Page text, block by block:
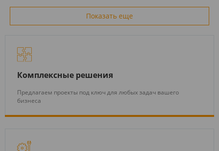
Показать еще
Комплексные решения
Предлагаем проекты под ключ для любых задач вашего
бизнеса